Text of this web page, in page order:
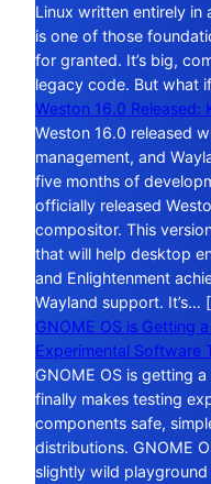
Linux written entirely in
is one of those
for granted. It’s big,
legacy code. But what
Weston 16.0 Released:
Weston 16.0 released
management, and
five months of
officially released
compositor. This
that will help desktop
and Enlightenment
Wayland support. It’s…
GNOME OS is Getting a
Experimental Software
GNOME OS is getting
finally makes testing
components safe,
distributions. GNOME
slightly wild